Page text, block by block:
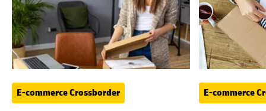
E-commerce Crossborder E-commerce